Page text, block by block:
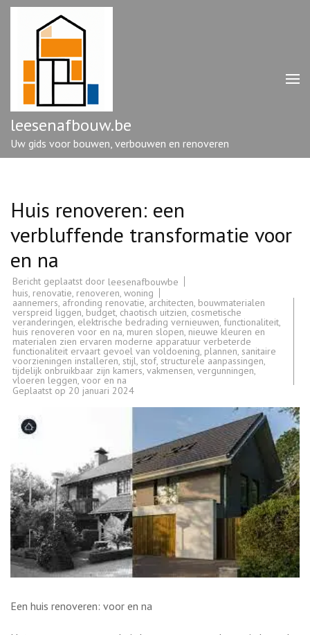
Ga
enter)
leesenafbouw.be
Uw gids voor bouwen, verbouwen en renoveren
Huis renoveren: een
verbluffende transformatie voor
en na
Bericht geplaatst door leesenafbouwbe
huis, renovatie, renoveren, woning
aannemers, afronding renovatie, architecten, bouwmaterialen
verspreid liggen, budget, chaotisch uitzien, cosmetische
veranderingen, elektrische bedrading vernieuwen, functionaliteit,
huis renoveren voor en na, muren slopen, nieuwe kleuren en
materialen zien ervaren moderne apparatuur verbeterde
functionaliteit ervaart gevoel van voldoening, plannen, sanitaire
voorzieningen installeren, stijl, stof, structurele aanpassingen,
tijdelijk onbruikbaar zijn kamers, vakmensen, vergunningen,
vloeren leggen, voor en na
Geplaatst op 20 januari 2024
Een huis renoveren: voor en na